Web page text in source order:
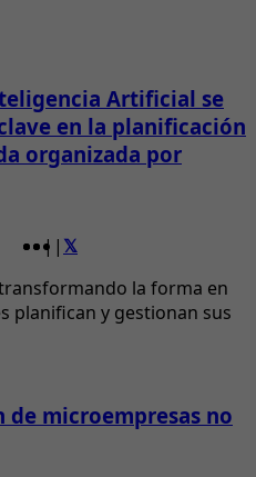
Artificial se
en la planificación
organizada por
| |
la forma en
planifican y gestionan sus
de microempresas no